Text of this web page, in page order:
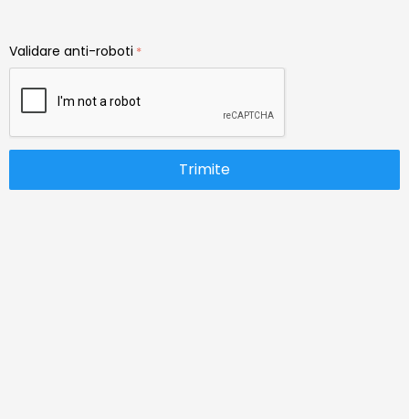
Validare anti-roboti
Trimite